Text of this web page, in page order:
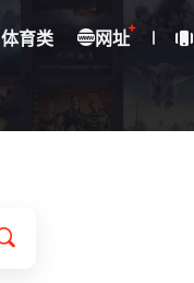
体育类 网址
+
下载客户端
我的观影记录